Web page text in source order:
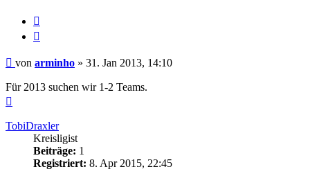
Beitrag
von arminho » 31. Jan 2013, 14:10
Für 2013 suchen wir 1-2 Teams.
TobiDraxler
Kreisligist
Beiträge: 1
Registriert: 8. Apr 2015, 22:45